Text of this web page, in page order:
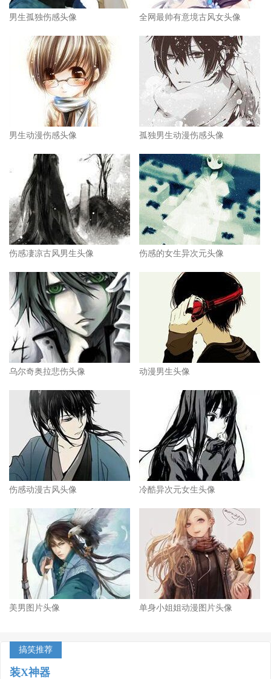
男生孤独伤感头像 全网最帅有意境古风女头像
男生动漫伤感头像 孤独男生动漫伤感头像
伤感凄凉古风男生头像 伤感的女生异次元头像
乌尔奇奥拉悲伤头像 动漫男生头像
伤感动漫古风头像 冷酷异次元女生头像
美男图片头像 单身小姐姐动漫图片头像
搞笑推荐
装X神器